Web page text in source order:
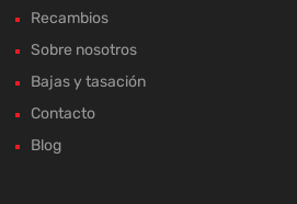
Recambios
Sobre nosotros
Bajas y tasación
Contacto
Blog